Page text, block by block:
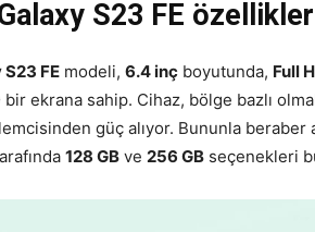
S23 FE
FE modeli, 6.4 inç boyutunda, Full
bir ekrana sahip. Cihaz, bölge bazlı
güç alıyor. Bununla beraber
128 GB ve 256 GB seçenekleri